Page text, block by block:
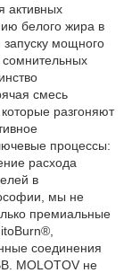
активных
белого жира в
запуску мощного
сомнительных
смесь
разгоняют
процессы:
расхода
в
мы не
премиальные
соединения
MOLOTOV не